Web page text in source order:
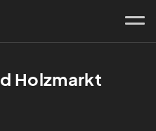
Holzmarkt